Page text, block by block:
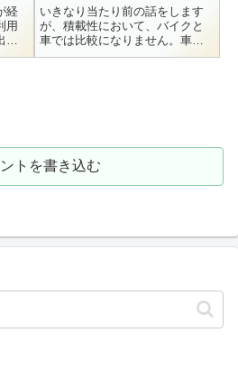
経
用
。
いきなり当たり前の話をします
が、積載性において、バイクと
車では比較になりません。車で
あれば、何も悩まずテキトウに
トを書き込む